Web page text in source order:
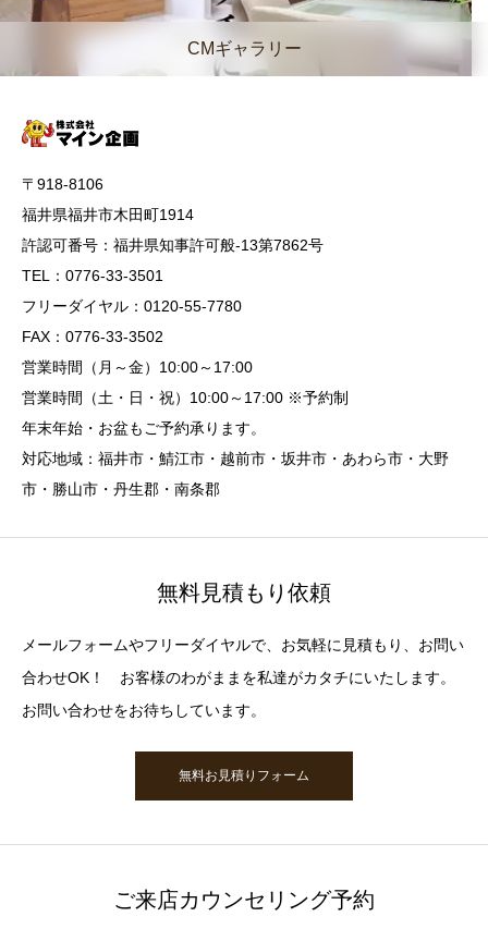
CMギャラリー
〒918-8106
福井県福井市木田町1914
許認可番号：福井県知事許可般-13第7862号
TEL：0776-33-3501
フリーダイヤル：0120-55-7780
FAX：0776-33-3502
営業時間（月～金）10:00～17:00
営業時間（土・日・祝）10:00～17:00 ※予約制
年末年始・お盆もご予約承ります。
対応地域：福井市・鯖江市・越前市・坂井市・あわら市・大野
市・勝山市・丹生郡・南条郡
無料見積もり依頼
メールフォームやフリーダイヤルで、お気軽に見積もり、お問い
合わせOK！ お客様のわがままを私達がカタチにいたします。
お問い合わせをお待ちしています。
無料お見積りフォーム
ご来店カウンセリング予約